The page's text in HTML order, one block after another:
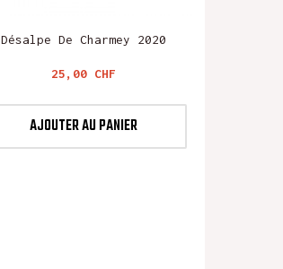
Désalpe De Charmey 2020
Prix
25,00 CHF
AJOUTER AU PANIER